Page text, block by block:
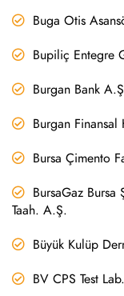
Buga Otis
Bupiliç Entegre
Burgan Bank
Burgan
Bursa Çimento
BursaGaz
Taah. A.Ş.
Büyük Kulüp
BV CPS Test